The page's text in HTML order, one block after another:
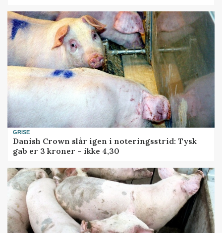
GRISE
Danish Crown slår igen i noteringsstrid: Tysk
gab er 3 kroner – ikke 4,30